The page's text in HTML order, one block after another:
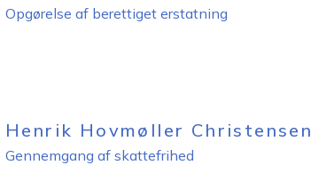
Opgørelse af berettiget erstatning
Henrik Hovmøller Christensen
Gennemgang af skattefrihed